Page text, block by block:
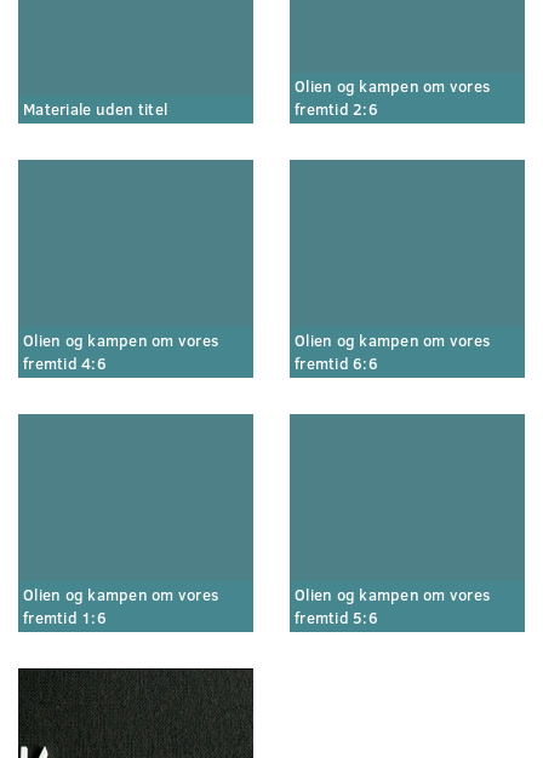
Materiale uden titel
Olien og kampen om vores
fremtid 2:6
Olien og kampen om vores
fremtid 4:6
Olien og kampen om vores
fremtid 6:6
Olien og kampen om vores
fremtid 1:6
Olien og kampen om vores
fremtid 5:6